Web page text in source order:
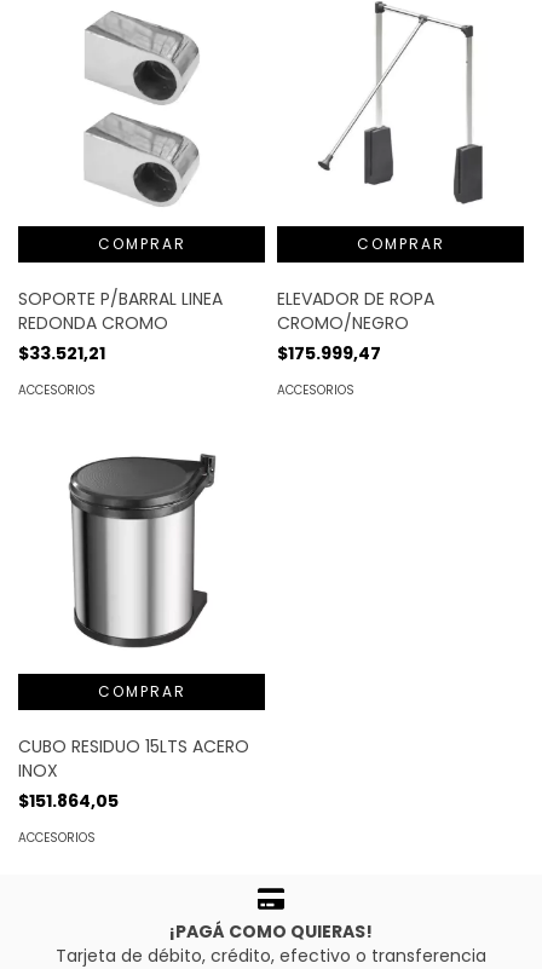
SOPORTE P/BARRAL LINEA
REDONDA CROMO
$33.521,21
ACCESORIOS
ELEVADOR DE ROPA
CROMO/NEGRO
$175.999,47
ACCESORIOS
CUBO RESIDUO 15LTS ACERO
INOX
$151.864,05
ACCESORIOS
¡PAGÁ COMO QUIERAS!
Tarjeta de débito, crédito, efectivo o transferencia